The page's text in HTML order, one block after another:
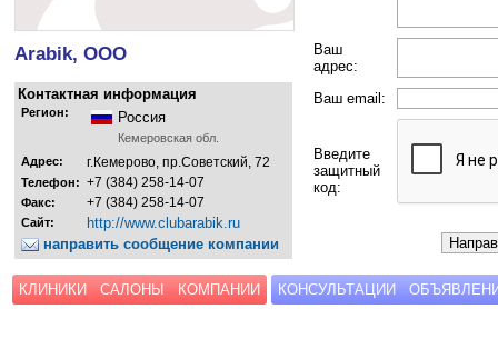
Arabik, ООО
Контактная информация
Регион: Россия
Кемеровская обл.
Адрес:
г.Кемерово, пр.Советский, 72
Телефон: +7 (384) 258-14-07
Факс: +7 (384) 258-14-07
Сайт:
http://www.clubarabik.ru
направить сообщение компании
Ваш
адрес:
Ваш email:
Введите
защитный
код:
КЛИНИКИ САЛОНЫ КОМПАНИИ КОНСУЛЬТАЦИИ